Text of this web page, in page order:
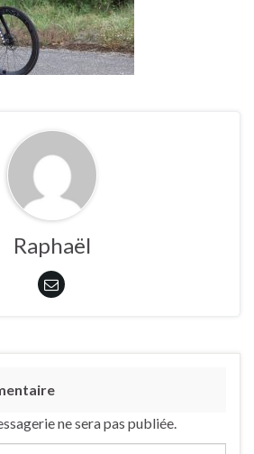
Raphaël
ne sera pas publiée.